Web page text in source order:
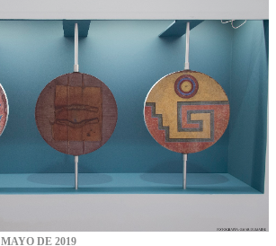
DE 2019